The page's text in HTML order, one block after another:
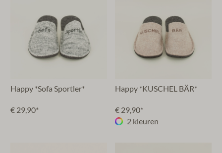
Happy *Sofa Sportler*
€ 29,90*
Happy *KUSCHEL BÄR*
€ 29,90*
2 kleuren